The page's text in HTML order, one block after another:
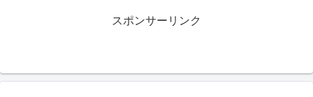
スポンサーリンク